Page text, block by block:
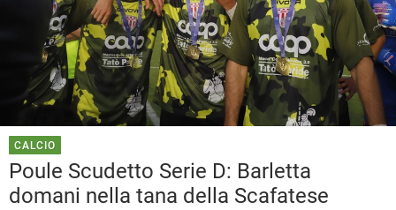
CALCIO
Poule Scudetto Serie D: Barletta
domani nella tana della Scafatese